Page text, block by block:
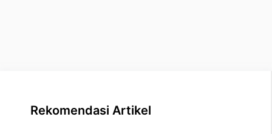
Rekomendasi Artikel